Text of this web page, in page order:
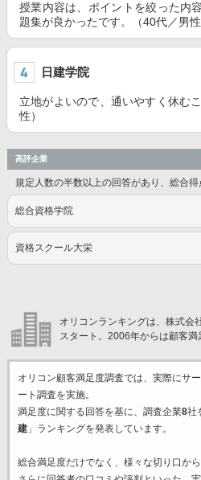
授業内容は、ポイントを絞った内
題集が良かったです。（40代／男性
日建学院
立地がよいので、通いやすく休む
性）
高評企業
規定人数の半数以上の回答があり、総合得
総合資格学院
資格スクール大栄
オリコンランキングは、株式会
スタート。2006年からは顧客満
オリコン顧客満足度調査では、実際にサ
ート調査を実施。
満足度に関する回答を基に、調査企業8社
建」ランキングを発表しています。
総合満足度だけでなく、様々な切り口から